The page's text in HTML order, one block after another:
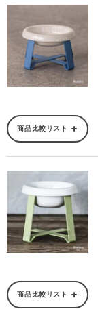
商品比較リスト
商品比較リスト